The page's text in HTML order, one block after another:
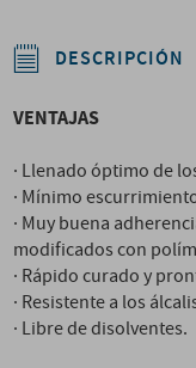
DESCRIPCIÓN
VENTAJAS
· Llenado óptimo de
· Mínimo
· Muy buena
modificados con
· Rápido curado y
· Resistente a los
· Libre de disolventes.